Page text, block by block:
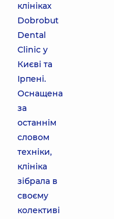
клініках
Dobrobut
Dental
Clinic у
Києві та
Ірпені.
Оснащена
за
останнім
словом
техніки,
клініка
зібрала в
своєму
колективі